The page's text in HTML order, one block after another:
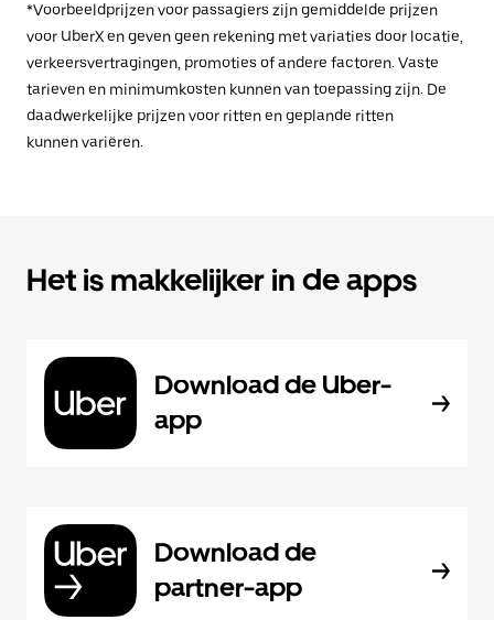
*Voorbeeldprijzen voor passagiers zijn gemiddelde prijzen
voor UberX en geven geen rekening met variaties door locatie,
verkeersvertragingen, promoties of andere factoren. Vaste
tarieven en minimumkosten kunnen van toepassing zijn. De
daadwerkelijke prijzen voor ritten en geplande ritten
kunnen variëren.
Het is makkelijker in de apps
Download de Uber-
app
Download de
partner-app